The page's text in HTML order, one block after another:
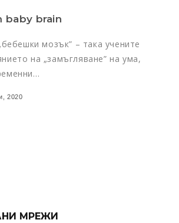
brain
мозък” – така учените
на „замъгляване” на ума,
2020
МРЕЖИ